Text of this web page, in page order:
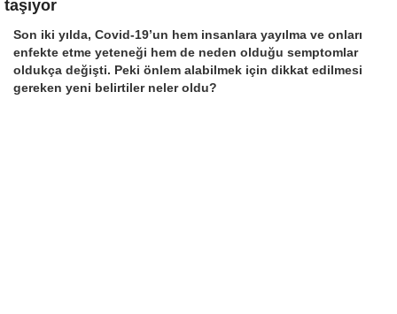
taşıyor
Son iki yılda, Covid-19’un hem insanlara yayılma ve onları
enfekte etme yeteneği hem de neden olduğu semptomlar
oldukça değişti. Peki önlem alabilmek için dikkat edilmesi
gereken yeni belirtiler neler oldu?